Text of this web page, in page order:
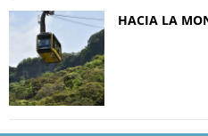
HACIA LA